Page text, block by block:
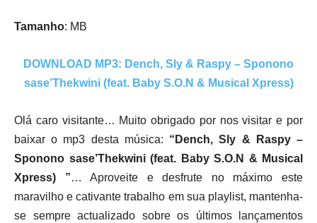
Tamanho: MB
DOWNLOAD MP3: Dench, Sly & Raspy – Sponono
sase’Thekwini (feat. Baby S.O.N & Musical Xpress)
Olá caro visitante… Muito obrigado por nos visitar e por
baixar o mp3 desta música: “Dench, Sly & Raspy –
Sponono sase’Thekwini (feat. Baby S.O.N & Musical
Xpress) ”… Aproveite e desfrute no máximo este
maravilho e cativante trabalho em sua playlist, mantenha-
se sempre actualizado sobre os últimos lançamentos